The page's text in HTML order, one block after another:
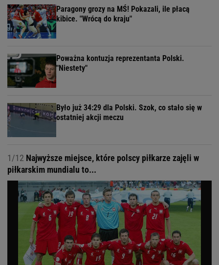
Paragony grozy na MŚ! Pokazali, ile płacą
kibice. "Wrócą do kraju"
Poważna kontuzja reprezentanta Polski.
"Niestety"
Było już 34:29 dla Polski. Szok, co stało się w
ostatniej akcji meczu
1/12 Najwyższe miejsce, które polscy piłkarze zajęli w
piłkarskim mundialu to...